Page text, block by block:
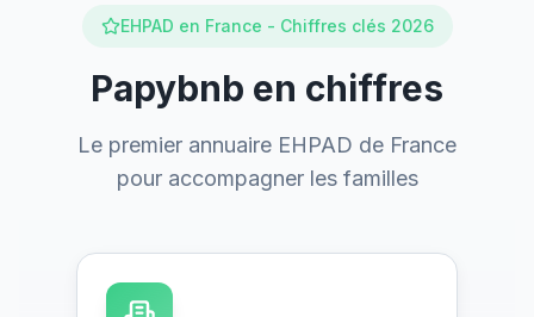
EHPAD en France - Chiffres clés 2026
Papybnb en chiffres
Le premier annuaire EHPAD de France
pour accompagner les familles